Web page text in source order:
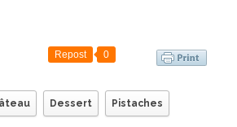
Repost 0
Dessert Pistaches